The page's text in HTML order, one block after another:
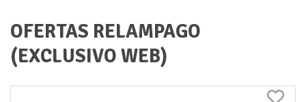
OFERTAS RELAMPAGO
(EXCLUSIVO WEB)